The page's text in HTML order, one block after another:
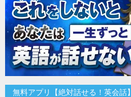
無料アプリ【絶対話せる！英会話】